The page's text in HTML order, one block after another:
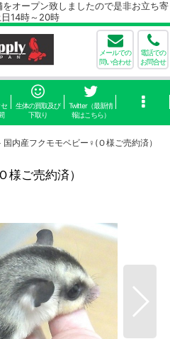
ン致しましたので是非お立ち寄
14時～20時
メールでの
問い合わせ
電話での
お問合せ
生体の買取及び
下取り
Twitter（最新情
報はこちら）
国内産フクモモベビー♀(Ｏ様ご売約済）
ご売約済）